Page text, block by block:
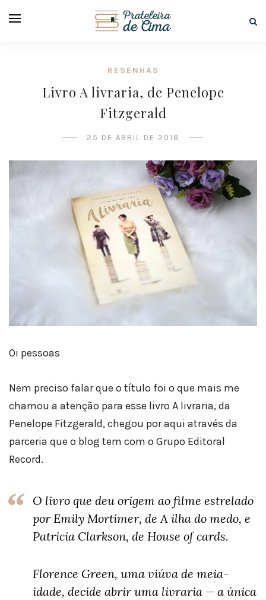
RESENHAS
Livro A livraria, de Penelope
Fitzgerald
25 DE ABRIL DE 2018
Oi pessoas
Nem preciso falar que o título foi o que mais me
chamou a atenção para esse livro A livraria, da
Penelope Fitzgerald, chegou por aqui através da
parceria que o blog tem com o Grupo Editoral
Record.
O livro que deu origem ao filme estrelado
por Emily Mortimer, de A ilha do medo, e
Patricia Clarkson, de House of cards.
Florence Green, uma viúva de meia-
idade, decide abrir uma livraria — a única